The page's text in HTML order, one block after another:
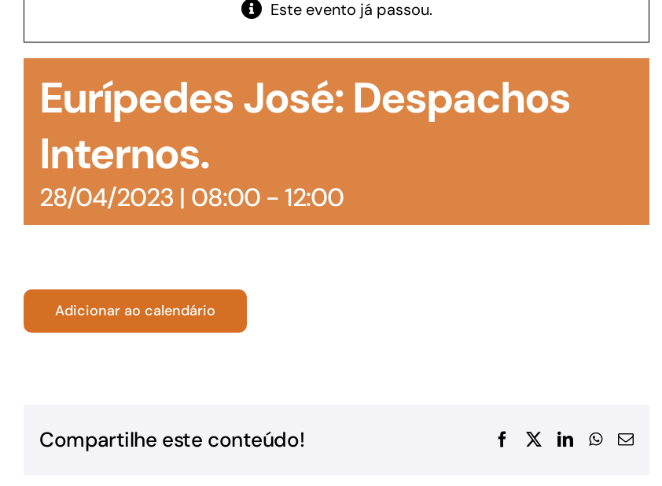
manutenção de estoques e despesas operacionais
realizar obras, dentre outros serviços
Turismo
Este evento já passou.
Eurípedes José: Despachos
Internos.
28/04/2023 | 08:00- 12:00
Adicionar ao calendário
Compartilhe este conteúdo! FacebookLinkedInWhatsApp
E-